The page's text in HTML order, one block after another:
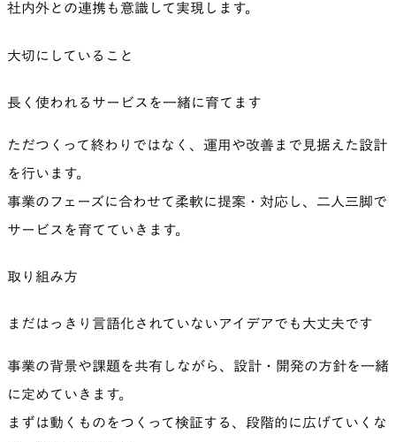
社内外との連携も意識して実現します。
大切にしていること
長く使われるサービスを一緒に育てます
ただつくって終わりではなく、運用や改善まで見据えた設計
を行います。
事業のフェーズに合わせて柔軟に提案・対応し、二人三脚で
サービスを育てていきます。
取り組み方
まだはっきり言語化されていないアイデアでも大丈夫です
事業の背景や課題を共有しながら、設計・開発の方針を一緒
に定めていきます。
まずは動くものをつくって検証する、段階的に広げていくな